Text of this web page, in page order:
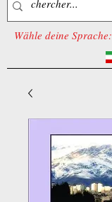
Wähle deine Sprache: